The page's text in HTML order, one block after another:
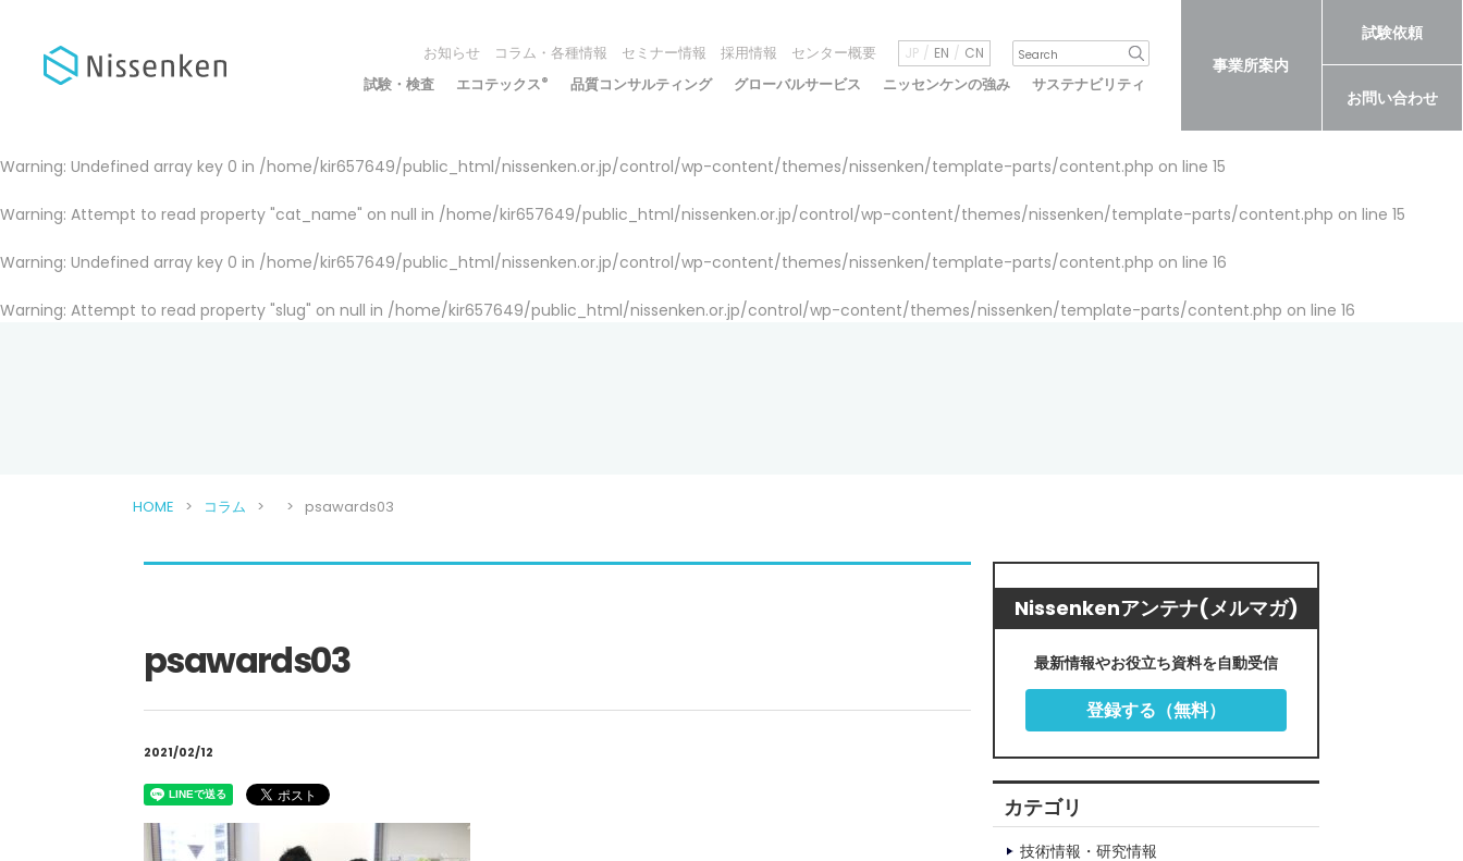
お知らせ コラム・各種情報 セミナー情報 採用情報 センター概要 JP EN CN
試験・検査 エコテックス® 品質コンサルティング グローバルサービス ニッセンケンの強み サステナビリティ
事業所案内
試験依頼
お問い合わせ
Warning: Undefined array key 0 in /home/kir657649/public_html/nissenken.or.jp/control/wp-content/themes/nissenken/template-parts/content.php on line 15
Warning: Attempt to read property "cat_name" on null in /home/kir657649/public_html/nissenken.or.jp/control/wp-content/themes/nissenken/template-parts/content.php on line 15
Warning: Undefined array key 0 in /home/kir657649/public_html/nissenken.or.jp/control/wp-content/themes/nissenken/template-parts/content.php on line 16
Warning: Attempt to read property "slug" on null in /home/kir657649/public_html/nissenken.or.jp/control/wp-content/themes/nissenken/template-parts/content.php on line 16
HOME コラム psawards03
psawards03
2021/02/12
Nissenkenアンテナ(メルマガ)
最新情報やお役立ち資料を自動受信
登録する（無料）
カテゴリ
技術情報・研究情報